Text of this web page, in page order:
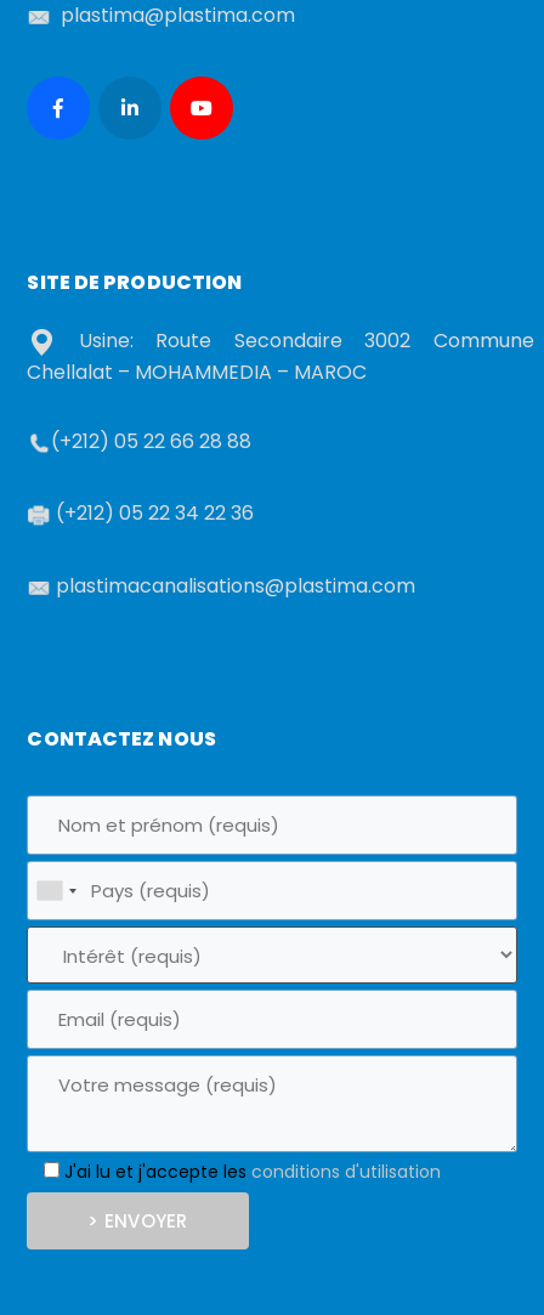
plastima@plastima.com
SITE DE PRODUCTION
Usine: Route Secondaire 3002 Commune
Chellalat – MOHAMMEDIA – MAROC
(+212) 05 22 66 28 88
(+212) 05 22 34 22 36
plastimacanalisations@plastima.com
CONTACTEZ NOUS
J'ai lu et j'accepte lesconditions d'utilisation